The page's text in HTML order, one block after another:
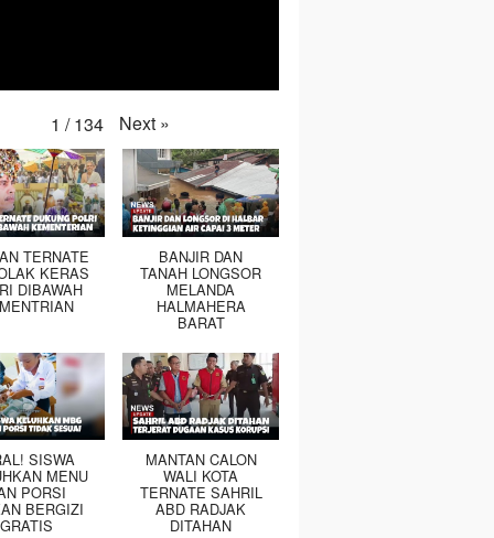
1 / 134 Next »
TERNATE
KERAS
DIBAWAH
BANJIR DAN
TANAH LONGSOR
MELANDA
HALMAHERA
BARAT
SISWA
MENU
PORSI
BERGIZI
GRATIS
MANTAN CALON
WALI KOTA
TERNATE SAHRIL
ABD RADJAK
DITAHAN